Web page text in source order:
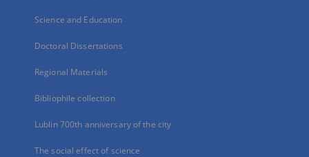
Science and Education
Doctoral Dissertations
Regional Materials
Bibliophile collection
Lublin 700th anniversary of the city
The social effect of science